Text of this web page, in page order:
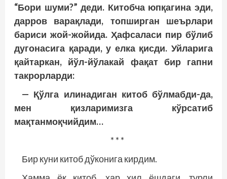
“Бори шуми?” деди. Китобча юпқагина эди,
дарров варақлади, топширган шеърлари
бариси жой-жойида. Ҳафсаласи пир бўлиб
дугонасига қаради, у елка қисди. Уйларига
қайтаркан, йўл-йўлакай фақат бир гапни
такрорларди:
— Қўлга илинадиган китоб бўлмабди-да,
мен қизларимизга кўрсатиб
мақтанмоқчийдим…
* * *
Бир куни китоб дўконига кирдим.